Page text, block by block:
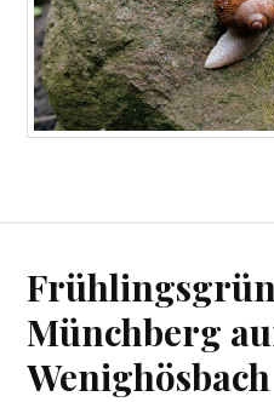
Münchberg
Wenighösbach